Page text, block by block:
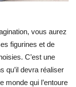
vous aurez
figurines et de
C’est une
qu’il devra réaliser
monde qui l’entoure